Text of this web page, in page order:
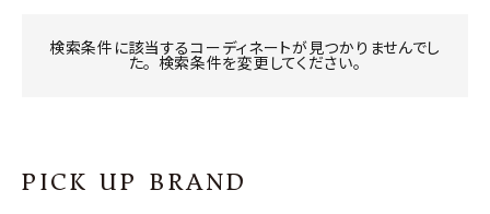
検索条件に該当するコーディネートが見つかりませんでし
た。 検索条件を変更してください。
PICK UP BRAND